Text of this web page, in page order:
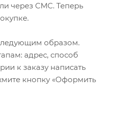
через СМС. Теперь
образом.
адрес, способ
к заказу написать
кнопку «Оформить